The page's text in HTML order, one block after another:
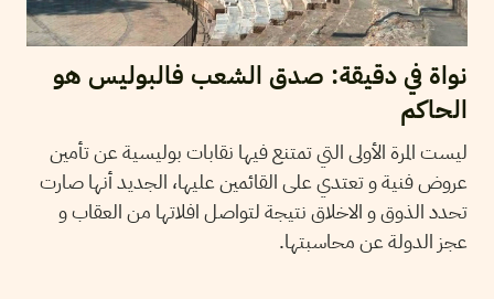
نواة في دقيقة: صدق الشعب فالبوليس هو
الحاكم
ليست المرة الأولى التي تمتنع فيها نقابات بوليسية عن تأمين
عروض فنية و تعتدي على القائمين عليها، الجديد أنها صارت
تحدد الذوق و الاخلاق نتيجة لتواصل افلاتها من العقاب و
عجز الدولة عن محاسبتها.